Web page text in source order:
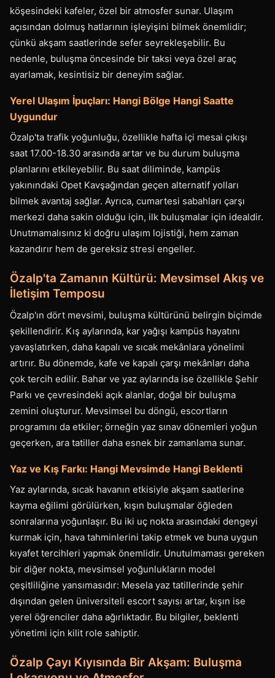
köşesindeki kafeler, özel bir atmosfer sunar. Ulaşım
açısından dolmuş hatlarının işleyişini bilmek önemlidir;
çünkü akşam saatlerinde sefer seyrekleşebilir. Bu
nedenle, buluşma öncesinde bir taksi veya özel araç
ayarlamak, kesintisiz bir deneyim sağlar.
Yerel Ulaşım İpuçları: Hangi Bölge Hangi Saatte
Uygundur
Özalp'ta trafik yoğunluğu, özellikle hafta içi mesai çıkışı
saat 17.00-18.30 arasında artar ve bu durum buluşma
planlarını etkileyebilir. Bu saat diliminde, kampüs
yakınındaki Opet Kavşağından geçen alternatif yolları
bilmek avantaj sağlar. Ayrıca, cumartesi sabahları çarşı
merkezi daha sakin olduğu için, ilk buluşmalar için idealdir.
Unutmamalısınız ki doğru ulaşım lojistiği, hem zaman
kazandırır hem de gereksiz stresi engeller.
Özalp'ta Zamanın Kültürü: Mevsimsel Akış ve
İletişim Temposu
Özalp'ın dört mevsimi, buluşma kültürünü belirgin biçimde
şekillendirir. Kış aylarında, kar yağışı kampüs hayatını
yavaşlatırken, daha kapalı ve sıcak mekânlara yönelimi
artırır. Bu dönemde, kafe ve kapalı çarşı mekânları daha
çok tercih edilir. Bahar ve yaz aylarında ise özellikle Şehir
Parkı ve çevresindeki açık alanlar, doğal bir buluşma
zemini oluşturur. Mevsimsel bu döngü, escortların
programını da etkiler; örneğin yaz sınav dönemleri yoğun
geçerken, ara tatiller daha esnek bir zamanlama sunar.
Yaz ve Kış Farkı: Hangi Mevsimde Hangi Beklenti
Yaz aylarında, sıcak havanın etkisiyle akşam saatlerine
kayma eğilimi görülürken, kışın buluşmalar öğleden
sonralarına yoğunlaşır. Bu iki uç nokta arasındaki dengeyi
kurmak için, hava tahminlerini takip etmek ve buna uygun
kıyafet tercihleri yapmak önemlidir. Unutulmaması gereken
bir diğer nokta, mevsimsel yoğunlukların model
çeşitliliğine yansımasıdır: Mesela yaz tatillerinde şehir
dışından gelen üniversiteli escort sayısı artar, kışın ise
yerel öğrenciler daha ağırlıktadır. Bu bilgiler, beklenti
yönetimi için kilit role sahiptir.
Özalp Çayı Kıyısında Bir Akşam: Buluşma